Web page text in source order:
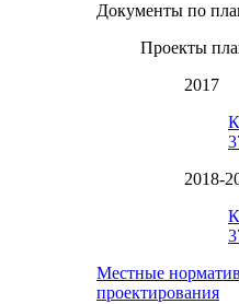
Документы по
Проекты
2017
2018-
Местные
проектирования